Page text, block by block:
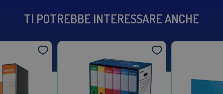
TI POTREBBE INTERESSARE ANCHE